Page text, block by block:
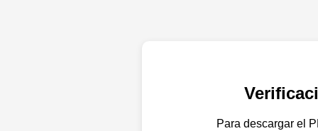
Para descargar el